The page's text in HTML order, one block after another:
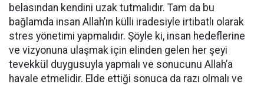
belasından kendini uzak tutmalıdır. Tam da bu
bağlamda insan Allah’ın külli iradesiyle irtibatlı olarak
stres yönetimi yapmalıdır. Şöyle ki, insan hedeflerine
ve vizyonuna ulaşmak için elinden gelen her şeyi
tevekkül duygusuyla yapmalı ve sonucunu Allah’a
havale etmelidir. Elde ettiği sonuca da razı olmalı ve